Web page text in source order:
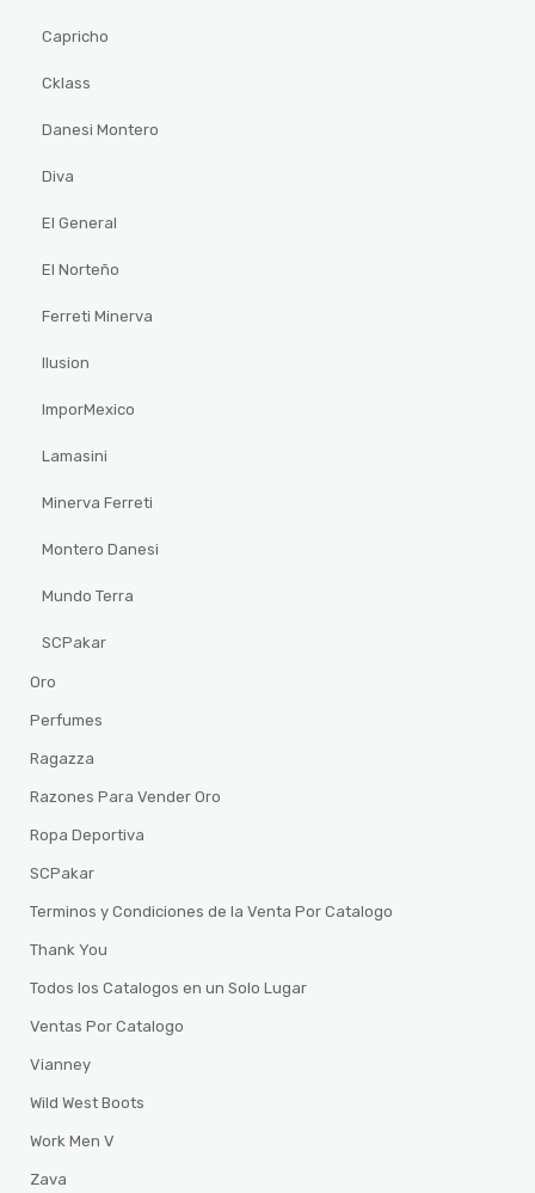
Capricho
Cklass
Danesi Montero
Diva
El General
El Norteño
Ferreti Minerva
Ilusion
ImporMexico
Lamasini
Minerva Ferreti
Montero Danesi
Mundo Terra
SCPakar
Oro
Perfumes
Ragazza
Razones Para Vender Oro
Ropa Deportiva
SCPakar
Terminos y Condiciones de la Venta Por Catalogo
Thank You
Todos los Catalogos en un Solo Lugar
Ventas Por Catalogo
Vianney
Wild West Boots
Work Men V
Zava